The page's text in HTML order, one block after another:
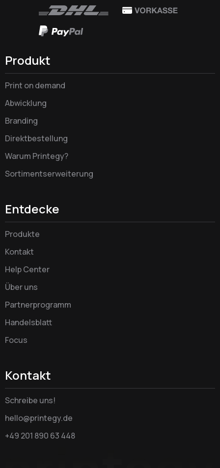
Produkt
Print on demand
Abwicklung
Branding
Direktbestellung
Warum Printegy?
Sortimentserweiterung
Entdecke
Produkte
Kontakt
Help Center
Über uns
Partnerprogramm
Handelsblatt
Focus
Kontakt
Schreibe uns!
hello@printegy.de
+49 201 890 63 448